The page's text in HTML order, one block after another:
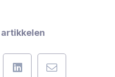
artikkelen